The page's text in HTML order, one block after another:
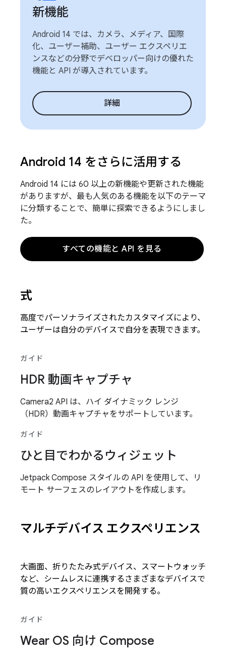
新機能
Android 14 では、カメラ、メディア、国際
化、ユーザー補助、ユーザー エクスペリエ
ンスなどの分野でデベロッパー向けの優れた
機能と API が導入されています。
詳細
Android 14 をさらに活用する
Android 14 には 60 以上の新機能や更新された機能
がありますが、最も人気のある機能を以下のテーマ
に分類することで、簡単に探索できるようにしまし
た。
すべての機能と API を見る
式
高度でパーソナライズされたカスタマイズにより、
ユーザーは自分のデバイスで自分を表現できます。
ガイド
HDR 動画キャプチャ
Camera2 API は、ハイ ダイナミック レンジ
（HDR）動画キャプチャをサポートしています。
ガイド
ひと目でわかるウィジェット
Jetpack Compose スタイルの API を使用して、リ
モート サーフェスのレイアウトを作成します。
マルチデバイス エクスペリエンス
大画面、折りたたみ式デバイス、スマートウォッチ
など、シームレスに連携するさまざまなデバイスで
質の高いエクスペリエンスを開発する。
ガイド
Wear OS 向け Compose